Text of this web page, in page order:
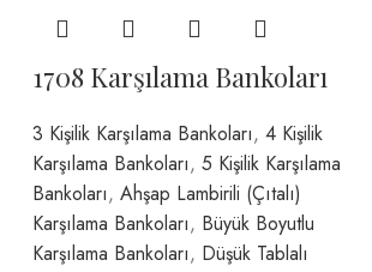
1708 Karşılama Bankoları
3 Kişilik Karşılama Bankoları, 4 Kişilik
Karşılama Bankoları, 5 Kişilik Karşılama
Bankoları, Ahşap Lambirili (Çıtalı)
Karşılama Bankoları, Büyük Boyutlu
Karşılama Bankoları, Düşük Tablalı